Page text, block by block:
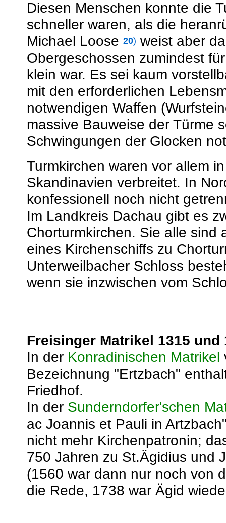
Diesen Menschen konnte die
schneller waren, als die
Michael Loose 20) weist aber
Obergeschossen zumindest
klein war. Es sei kaum
mit den erforderlichen
notwendigen Waffen
massive Bauweise der Türme
Schwingungen der Glocken
Turmkirchen waren vor allem
Skandinavien verbreitet. In
konfessionell noch nicht
Im Landkreis Dachau gibt es
Chorturmkirchen. Sie alle sind
eines Kirchenschiffs zu
Unterweilbacher Schloss
wenn sie inzwischen vom
Freisinger Matrikel 1315
In der Konradinischen Matrikel
Bezeichnung "Ertzbach"
Friedhof.
In der Sunderndorfer'schen
ac Joannis et Pauli in
nicht mehr Kirchenpatronin;
750 Jahren zu St.Ägidius und
(1560 war dann nur noch von
die Rede, 1738 war Ägid